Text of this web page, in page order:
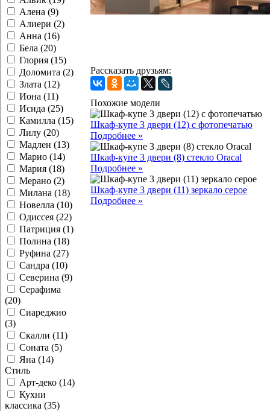
Алена (9)
Алиери (2)
Анна (16)
Бела (20)
Глория (15)
Доломита (2)
Злата (12)
Иона (11)
Исида (25)
Камилла (15)
Лилу (20)
Мадлен (13)
Марио (14)
Мария (18)
Мерано (2)
Милана (18)
Новелла (10)
Одиссея (22)
Патриция (1)
Полина (18)
Руфина (27)
Сандра (10)
Северина (9)
Серафима
(20)
Сиареджио
(3)
Скалли (11)
Соната (5)
Яна (14)
Стиль
Арт-деко (14)
Кухни
классика (35)
Рассказать друзьям:
Похожие модели
Шкаф-купе 3 двери (12) с фотопечатью
Подробнее »
Шкаф-купе 3 двери (8) стекло Oracal
Подробнее »
Шкаф-купе 3 двери (11) зеркало серое
Подробнее »